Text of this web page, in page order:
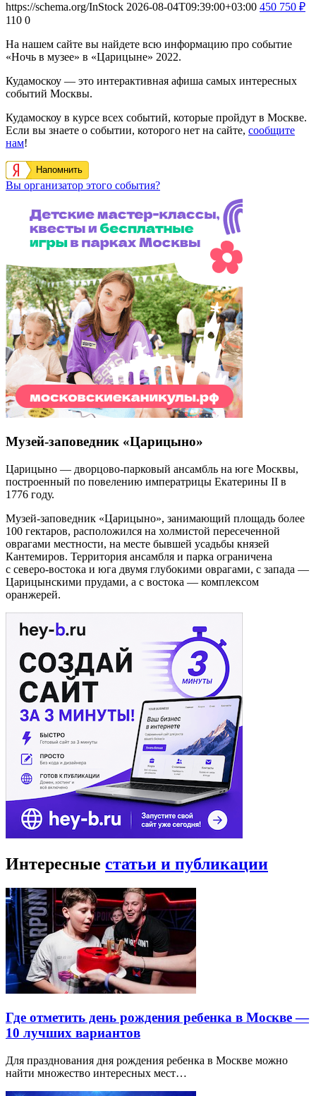
https://schema.org/InStock 2026-08-04T09:39:00+03:00 450 750 ₽
110 0
На нашем сайте вы найдете всю информацию про событие
«Ночь в музее» в «Царицыне» 2022.
Кудамоскоу — это интерактивная афиша самых интересных
событий Москвы.
Кудамоскоу в курсе всех событий, которые пройдут в Москве.
Если вы знаете о событии, которого нет на сайте, сообщите
нам!
Напомнить
Вы организатор этого события?
Музей-заповедник «Царицыно»
Царицыно — дворцово-парковый ансамбль на юге Москвы,
построенный по повелению императрицы Екатерины II в
1776 году.
Музей-заповедник «Царицыно», занимающий площадь более
100 гектаров, расположился на холмистой пересеченной
оврагами местности, на месте бывшей усадьбы князей
Кантемиров. Территория ансамбля и парка ограничена
с северо-востока и юга двумя глубокими оврагами, с запада —
Царицынскими прудами, а с востока — комплексом
оранжерей.
Интересные статьи и публикации
Где отметить день рождения ребенка в Москве —
10 лучших вариантов
Для празднования дня рождения ребенка в Москве можно
найти множество интересных мест…